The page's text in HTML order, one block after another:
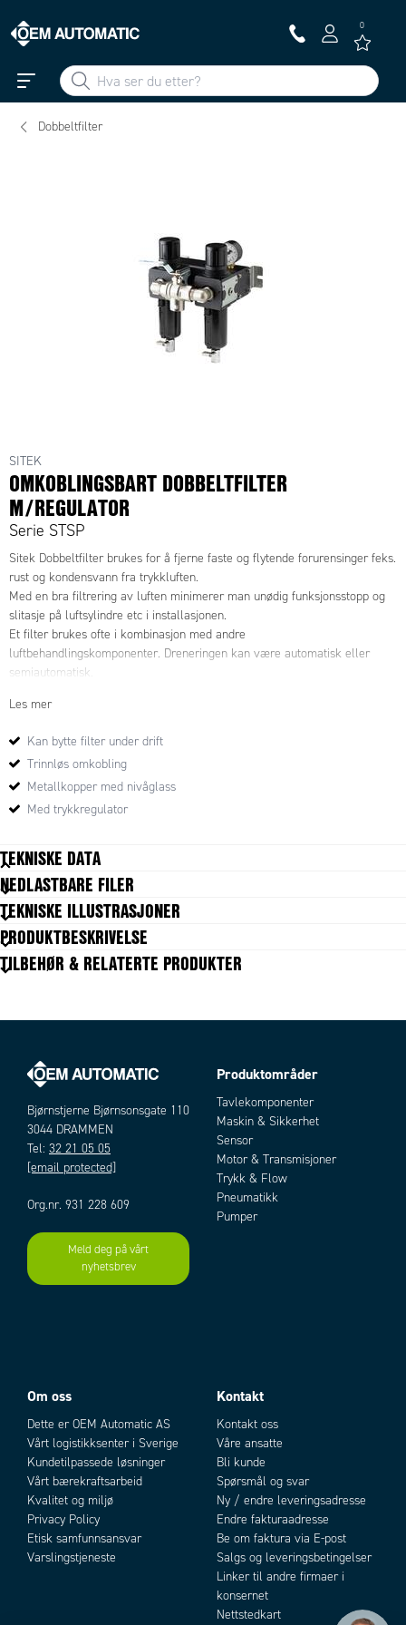
0
Dobbeltfilter
SITEK
OMKOBLINGSBART DOBBELTFILTER
M/REGULATOR
Serie STSP
Sitek Dobbeltfilter brukes for å fjerne faste og flytende forurensinger feks.
rust og kondensvann fra trykkluften.
Med en bra filtrering av luften minimerer man unødig funksjonsstopp og
slitasje på luftsylindre etc i installasjonen.
Et filter brukes ofte i kombinasjon med andre
luftbehandlingskomponenter. Dreneringen kan være automatisk eller
semiautomatisk.
Siteks dobbeltfilter har manuell trinnløs omkobling mellom begge filtere.
filterinnsats. Ved filterbytte veksler man til det andre filteret med den
manuelle omkobleren og avlufter det filteret som skal byttes. Etterpå kan
filterskålen enkelt demonteres med et håndgrep og filterinnsatsen kan
byttes. Skålen er i metall og har seglass for enkel indikering av
Les mer
Kan bytte filter under drift
Trinnløs omkobling
Metallkopper med nivåglass
Med trykkregulator
TEKNISKE DATA
Filterelement
Flow Capacity
Pressure gauge Ja
Temperaturområde til
Tilkobling utløp G3/4"
NEDLASTBARE FILER
TEKNISKE ILLUSTRASJONER
PRODUKTBESKRIVELSE
TILBEHØR & RELATERTE PRODUKTER
Add to existing cart row
Bjørnstjerne Bjørnsonsgate 110
3044 DRAMMEN
Tel: 32 21 05 05
[email protected]
Org.nr. 931 228 609
Meld deg på vårt
nyhetsbrev
Produktområder
Tavlekomponenter
Maskin & Sikkerhet
Sensor
Motor & Transmisjoner
Trykk & Flow
Pneumatikk
Pumper
Om oss
Dette er OEM Automatic AS
Vårt logistikksenter i Sverige
Kundetilpassede løsninger
Vårt bærekraftsarbeid
Kvalitet og miljø
Privacy Policy
Etisk samfunnsansvar
Varslingstjeneste
Kontakt
Kontakt oss
Våre ansatte
Bli kunde
Spørsmål og svar
Ny / endre leveringsadresse
Endre fakturaadresse
Be om faktura via E-post
Salgs og leveringsbetingelser
Linker til andre firmaer i
konsernet
Nettstedkart